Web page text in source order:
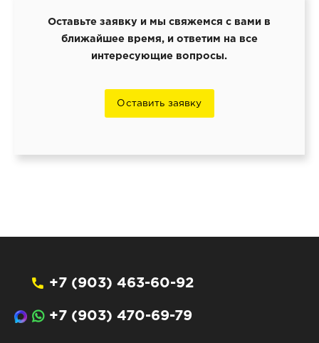
Оставьте заявку и мы свяжемся с вами в
ближайшее время, и ответим на все
интересующие вопросы.
Оставить заявку
+7 (903) 463-60-92
+7 (903) 470-69-79